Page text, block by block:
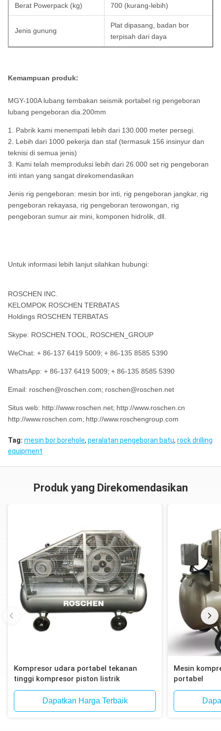
Berat Powerpack (kg) 700 (kurang-lebih)
Jenis gunung
Plat dipasang, badan bor
terpisah dari daya
Kemampuan produk:
MGY-100A lubang tembakan seismik portabel rig pengeboran
lubang pengeboran dia.200mm
1. Pabrik kami menempati lebih dari 130.000 meter persegi.
2. Lebih dari 1000 pekerja dan staf (termasuk 156 insinyur dan
teknisi di semua jenis)
3. Kami telah memproduksi lebih dari 26.000 set rig pengeboran
inti intan yang sangat direkomendasikan
Jenis rig pengeboran: mesin bor inti, rig pengeboran jangkar, rig
pengeboran rekayasa, rig pengeboran terowongan, rig
pengeboran sumur air mini, komponen hidrolik, dll.
Untuk informasi lebih lanjut silahkan hubungi:
ROSCHEN INC.
KELOMPOK ROSCHEN TERBATAS
Holdings ROSCHEN TERBATAS
Skype: ROSCHEN.TOOL, ROSCHEN_GROUP
WeChat: + 86-137 6419 5009; + 86-135 8585 5390
WhatsApp: + 86-137 6419 5009; + 86-135 8585 5390
Email: roschen@roschen.com; roschen@roschen.net
Situs web: http://www.roschen.net; http://www.roschen.cn
http://www.roschen.com; http://www.roschengroup.com
Tag: mesin bor borehole, peralatan pengeboran batu, rock drilling
equipment
Produk yang Direkomendasikan
Kompresor udara portabel tekanan
tinggi kompresor piston listrik
Dapatkan Harga Terbaik
Mesin
portabel